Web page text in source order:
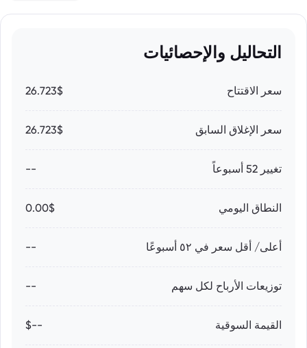
التحاليل والإحصائيات
سعر الاقتتاح 26.723$
سعر الإغلاق السابق 26.723$
تغيير 52 أسبوعاً --
النطاق اليومي 0.00$
أعلى/ أقل سعر في ٥٢ أسبوعًا --
توزيعات الأرباح لكل سهم --
القيمة السوقية --$